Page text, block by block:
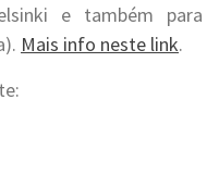
e também para
Mais info neste link.